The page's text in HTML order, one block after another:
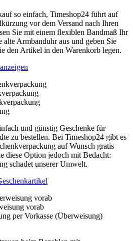
so einfach, Timeshop24 führt auf
vor dem Versand nach Ihren
Sie mit einem flexiblen Bandmaß Ihr
alte Armbanduhr aus und geben Sie
den Artikel in den Warenkorb legen.
und günstig Geschenke für
zu bestellen. Bei Timeshop24 gibt es
auf Wunsch gratis
diese Option jedoch mit Bedacht:
schadet unserer Umwelt.
vorab
per Vorkasse (Überweisung)